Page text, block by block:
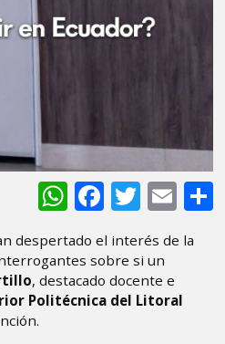
WhatsApp
Facebook
Twitter
despertado el interés de la
sobre si un
, destacado docente e
Politécnica del Litoral